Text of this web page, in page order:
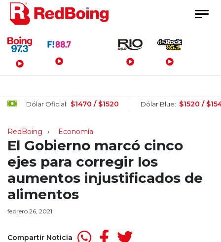
Menú Principal
Dólar Oficial: $1470 / $1520 Dólar Blue: $1520 / $1540
RedBoing Economía
El Gobierno marcó cinco
ejes para corregir los
aumentos injustificados de
alimentos
febrero 26, 2021
Compartir Noticia